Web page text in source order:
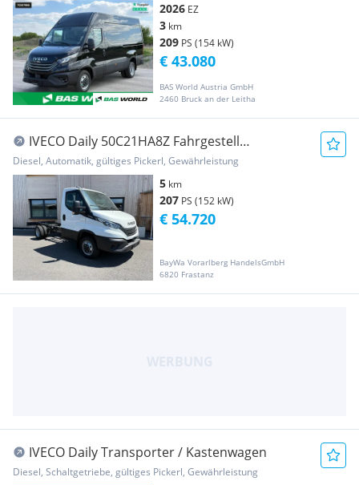
2026 EZ
3 km
209 PS (154 kW)
BAS World Austria GmbH
2460 Bruck an der Leitha
€ 43.080
IVECO Daily 50C21HA8Z Fahrgestell
Transporter / Kastenwagen
Diesel, Automatik, gültiges Pickerl, Gewährleistung
5 km
207 PS (152 kW)
BayWa Vorarlberg HandelsGmbH
6820 Frastanz
€ 54.720
IVECO Daily Transporter / Kastenwagen
Diesel, Schaltgetriebe, gültiges Pickerl, Gewährleistung